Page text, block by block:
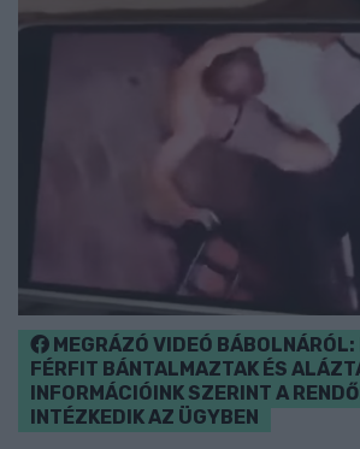
MEGRÁZÓ VIDEÓ
FÉRFIT BÁNTALMAZTAK ÉS
INFORMÁCIÓINK SZERINT A
INTÉZKEDIK AZ ÜGYBEN